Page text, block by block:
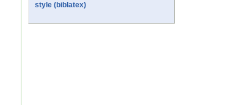
style (biblatex)